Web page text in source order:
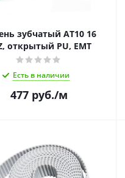
зубчатый AT10 16
открытый PU, EMT
Есть в наличии
477руб./м